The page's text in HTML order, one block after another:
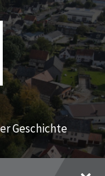
Geschichte